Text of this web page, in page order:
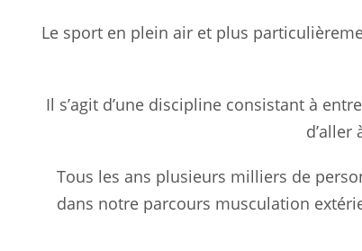
Le sport en plein air et plus
Il s’agit d’une discipline consistant à
Tous les ans plusieurs milliers de
dans notre parcours musculation